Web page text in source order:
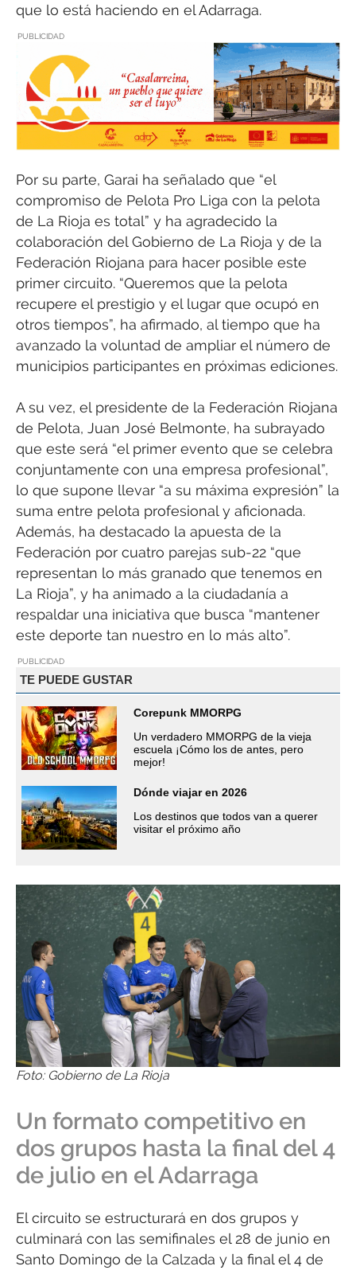
que lo está haciendo en el Adarraga.
PUBLICIDAD
Por su parte, Garai ha señalado que “el
compromiso de Pelota Pro Liga con la pelota
de La Rioja es total” y ha agradecido la
colaboración del Gobierno de La Rioja y de la
Federación Riojana para hacer posible este
primer circuito. “Queremos que la pelota
recupere el prestigio y el lugar que ocupó en
otros tiempos”, ha afirmado, al tiempo que ha
avanzado la voluntad de ampliar el número de
municipios participantes en próximas ediciones.
A su vez, el presidente de la Federación Riojana
de Pelota, Juan José Belmonte, ha subrayado
que este será “el primer evento que se celebra
conjuntamente con una empresa profesional”,
lo que supone llevar “a su máxima expresión” la
suma entre pelota profesional y aficionada.
Además, ha destacado la apuesta de la
Federación por cuatro parejas sub-22 “que
representan lo más granado que tenemos en
La Rioja”, y ha animado a la ciudadanía a
respaldar una iniciativa que busca “mantener
este deporte tan nuestro en lo más alto”.
PUBLICIDAD
TE PUEDE GUSTAR
Corepunk MMORPG
Un verdadero MMORPG de la vieja
escuela ¡Cómo los de antes, pero
mejor!
Dónde viajar en 2026
Los destinos que todos van a querer
visitar el próximo año
Foto: Gobierno de La Rioja
Un formato competitivo en
dos grupos hasta la final del 4
de julio en el Adarraga
El circuito se estructurará en dos grupos y
culminará con las semifinales el 28 de junio en
Santo Domingo de la Calzada y la final el 4 de